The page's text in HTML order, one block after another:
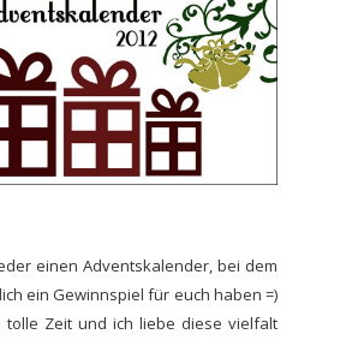
einen Adventskalender, bei dem
ein Gewinnspiel für euch haben =)
tolle Zeit und ich liebe diese vielfalt